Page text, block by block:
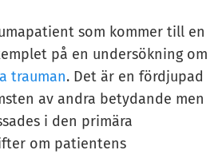
som kommer till en
på en undersökning om
trauman. Det är en fördjupad
av andra betydande men
i den primära
om patientens